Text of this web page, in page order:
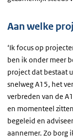
Aan welke
‘Ik focus op
ben ik onder meer
project dat bestaat
snelweg A15, het
verbreden van de
en momenteel
begeleid en
aannemer. Zo borg